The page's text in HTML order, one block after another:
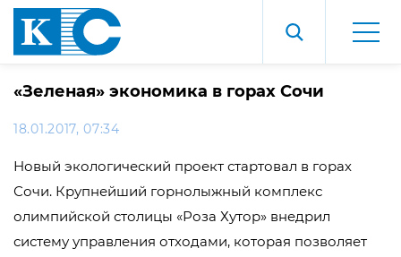
«Зеленая» экономика в горах Сочи
18.01.2017, 07:34
Новый экологический проект стартовал в горах
Сочи. Крупнейший горнолыжный комплекс
олимпийской столицы «Роза Хутор» внедрил
систему управления отходами, которая позволяет